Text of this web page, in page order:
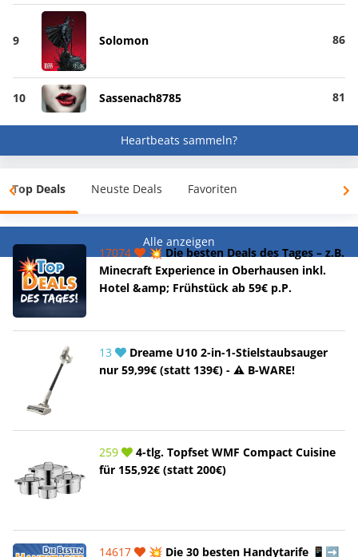
9 Solomon 86
10 Sassenach8785 81
Heartbeats sammeln?
Top Deals Neuste Deals Favoriten
Alle anzeigen
17074
💥 Die besten Deals des Tages – z.B.
Minecraft Experience in Oberhausen inkl.
Hotel &amp; Frühstück ab 59€ p.P.
13
Dreame U10 2-in-1-Stielstaubsauger
nur 59,99€ (statt 139€) - ⚠️ B-WARE!
259
4-tlg. Topfset WMF Compact Cuisine
für 155,92€ (statt 200€)
14617
💥 Die 30 besten Handytarife 📱➡️